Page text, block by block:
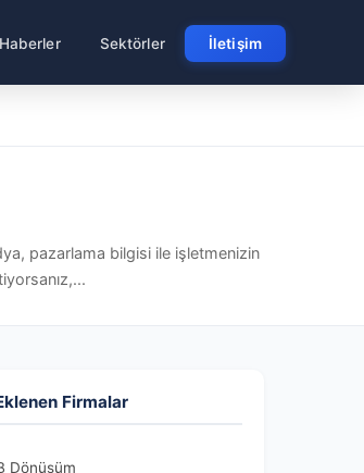
Sektörler İletişim
pazarlama bilgisi ile işletmenizin
Firmalar
Dönüşüm